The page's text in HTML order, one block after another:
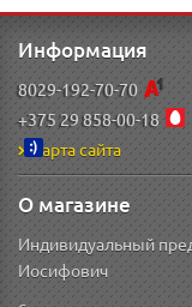
Информация
8029-192-70-70
+375 29 858-00-18
Карта сайта
О магазине
Индивидуальный
Иосифович